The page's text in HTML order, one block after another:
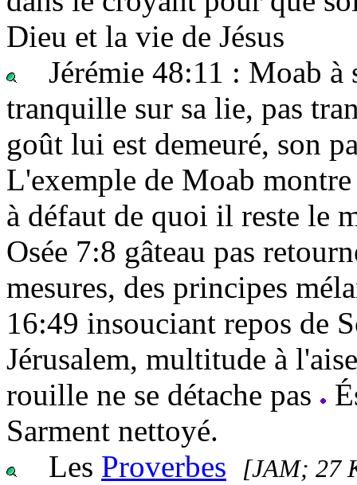
Dieu et la vie de Jésus
Jérémie 48:11 : Moab à
tranquille sur sa lie, pas
goût lui est demeuré, son
L'exemple de Moab
à défaut de quoi il reste le
Osée 7:8 gâteau pas
mesures, des principes
16:49 insouciant repos de
Jérusalem, multitude à
rouille ne se détache pas
Sarment nettoyé.
Les Proverbes
[JAM; 27